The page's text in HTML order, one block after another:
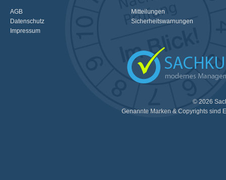
AGB
Datenschutz
Impressum
Mitteilungen
Sicherheitswarnungen
© 2026
Genannte Marken & Copyrights sind